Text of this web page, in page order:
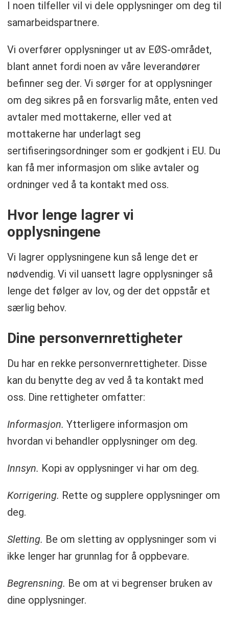
I noen tilfeller vil vi dele opplysninger om deg til
samarbeidspartnere.
Vi overfører opplysninger ut av EØS-området,
blant annet fordi noen av våre leverandører
befinner seg der. Vi sørger for at opplysninger
om deg sikres på en forsvarlig måte, enten ved
avtaler med mottakerne, eller ved at
mottakerne har underlagt seg
sertifiseringsordninger som er godkjent i EU. Du
kan få mer informasjon om slike avtaler og
ordninger ved å ta kontakt med oss.
Hvor lenge lagrer vi
opplysningene
Vi lagrer opplysningene kun så lenge det er
nødvendig. Vi vil uansett lagre opplysninger så
lenge det følger av lov, og der det oppstår et
særlig behov.
Dine personvernrettigheter
Du har en rekke personvernrettigheter. Disse
kan du benytte deg av ved å ta kontakt med
oss. Dine rettigheter omfatter:
Informasjon. Ytterligere informasjon om
hvordan vi behandler opplysninger om deg.
Innsyn. Kopi av opplysninger vi har om deg.
Korrigering. Rette og supplere opplysninger om
deg.
Sletting. Be om sletting av opplysninger som vi
ikke lenger har grunnlag for å oppbevare.
Begrensning. Be om at vi begrenser bruken av
dine opplysninger.